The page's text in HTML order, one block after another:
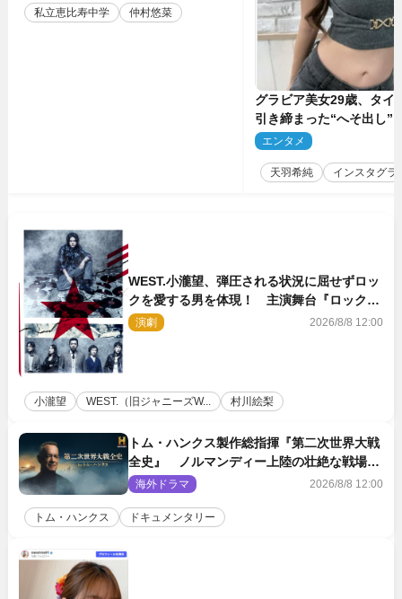
私立恵比寿中学 仲村悠菜
グラビア美女29歳、タイ
引き締まった“へそ出し”
「可愛い過ぎる」
エンタメ
天羽希純 インスタグラ
WEST.小瀧望、弾圧される状況に屈せずロッ
クを愛する男を体現！ 主演舞台『ロックン
ロール』ビジュアル解禁
演劇 2026/8/8 12:00
小瀧望 WEST.（旧ジャニーズW... 村川絵梨
トム・ハンクス製作総指揮『第二次世界大戦
全史』 ノルマンディー上陸の壮絶な戦場を
収めた特別映像解禁
海外ドラマ 2026/8/8 12:00
トム・ハンクス ドキュメンタリー